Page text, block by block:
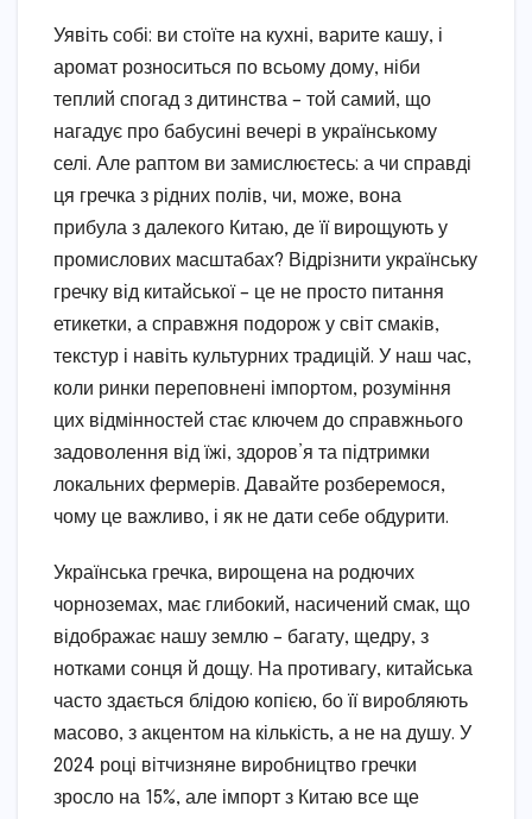
Уявіть собі: ви стоїте на кухні, варите кашу, і
аромат розноситься по всьому дому, ніби
теплий спогад з дитинства – той самий, що
нагадує про бабусині вечері в українському
селі. Але раптом ви замислюєтесь: а чи справді
ця гречка з рідних полів, чи, може, вона
прибула з далекого Китаю, де її вирощують у
промислових масштабах? Відрізнити українську
гречку від китайської – це не просто питання
етикетки, а справжня подорож у світ смаків,
текстур і навіть культурних традицій. У наш час,
коли ринки переповнені імпортом, розуміння
цих відмінностей стає ключем до справжнього
задоволення від їжі, здоров’я та підтримки
локальних фермерів. Давайте розберемося,
чому це важливо, і як не дати себе обдурити.
Українська гречка, вирощена на родючих
чорноземах, має глибокий, насичений смак, що
відображає нашу землю – багату, щедру, з
нотками сонця й дощу. На противагу, китайська
часто здається блідою копією, бо її виробляють
масово, з акцентом на кількість, а не на душу. У
2024 році вітчизняне виробництво гречки
зросло на 15%, але імпорт з Китаю все ще